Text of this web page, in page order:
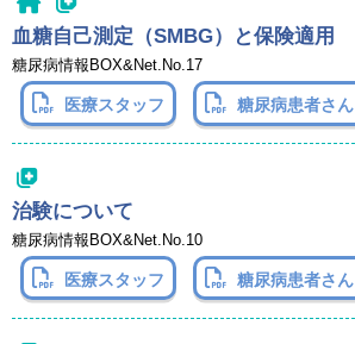
血糖自己測定（SMBG）と保険適用
糖尿病情報BOX&Net.No.17
医療スタッフ 糖尿病患者さん
治験について
糖尿病情報BOX&Net.No.10
医療スタッフ 糖尿病患者さん